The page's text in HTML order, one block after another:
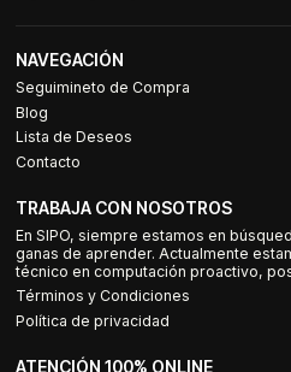
NAVEGACIÓN
Seguimineto de Compra
Blog
Lista de Deseos
Contacto
TRABAJA CON NOSOTROS
En SIPO, siempre estamos en
ganas de aprender. Actualmente
técnico en computación proactivo,
Términos y Condiciones
Política de privacidad
ATENCIÓN 100% ONLINE